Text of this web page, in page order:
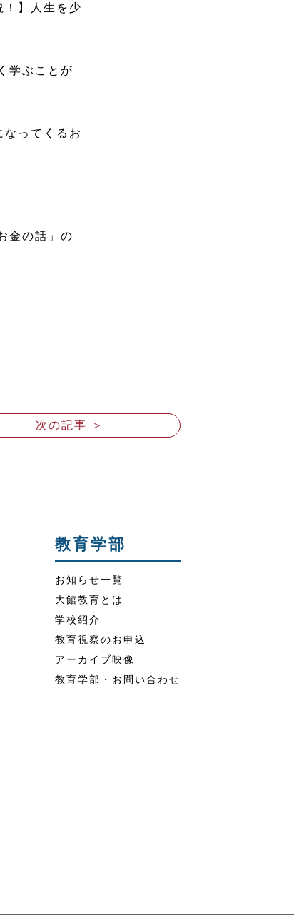
】人生を少
学ぶことが
ってくるお
金の話」の
次の記事 ＞
教育学部
お知らせ一覧
大館教育とは
学校紹介
教育視察のお申込
アーカイブ映像
教育学部・お問い合わせ